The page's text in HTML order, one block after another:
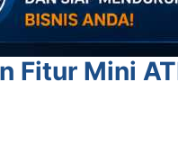
Fitur Mini